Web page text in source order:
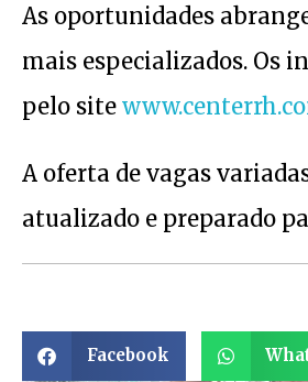
As oportunidades
mais especializados. Os
pelo site
A oferta de vagas
atualizado e preparado
Facebook